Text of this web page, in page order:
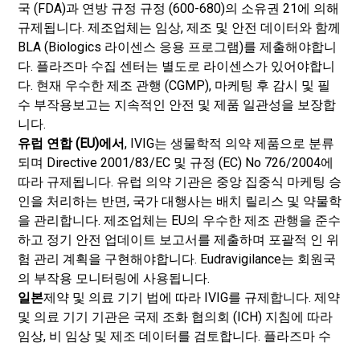
국 (FDA)과 연방 규정 규정 (600-680)의 소유권 21에 의해
규제됩니다. 제조업체는 임상, 제조 및 안전 데이터와 함께
BLA (Biologics 라이센스 응용 프로그램)를 제출해야합니
다. 플라즈마 수집 센터는 별도로 라이센스가 있어야합니
다. 현재 우수한 제조 관행 (CGMP), 마케팅 후 감시 및 필
수 부작용보고는 지속적인 안전 및 제품 일관성을 보장합
니다.
유럽 연합 (EU)에서, IVIG는 생물학적 의약 제품으로 분류
되며 Directive 2001/83/EC 및 규정 (EC) No 726/2004에
따라 규제됩니다. 유럽 의약 기관은 중앙 집중식 마케팅 승
인을 처리하는 반면, 국가 대행사는 배치 릴리스 및 약물학
을 관리합니다. 제조업체는 EU의 우수한 제조 관행을 준수
하고 정기 안전 업데이트 보고서를 제출하며 포괄적 인 위
험 관리 계획을 구현해야합니다. Eudravigilance는 회원국
의 부작용 모니터링에 사용됩니다.
일본제약 및 의료 기기 법에 따라 IVIG를 규제합니다. 제약
및 의료 기기 기관은 국제 조화 협의회 (ICH) 지침에 따라
임상, 비 임상 및 제조 데이터를 검토합니다. 플라즈마 수